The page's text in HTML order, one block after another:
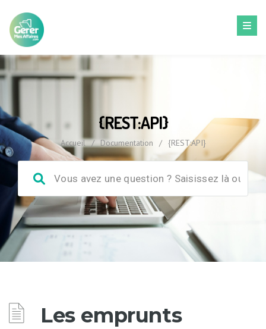
{REST:API}
Accueil / Documentation / {REST:API}
Les emprunts